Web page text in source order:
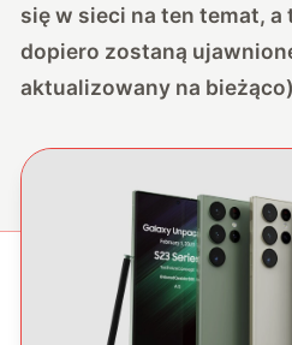
się w sieci na ten temat, a
dopiero zostaną
aktualizowany na